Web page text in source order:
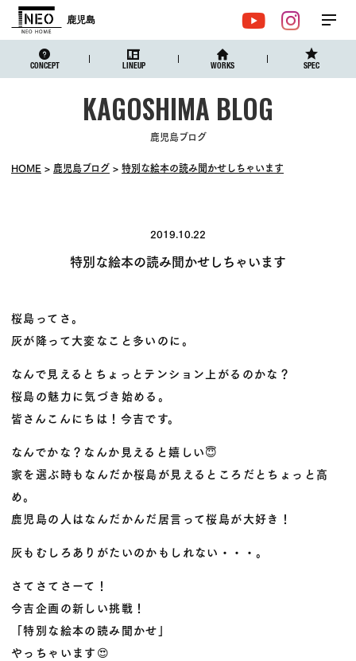
鹿児島
CONCEPT LINEUP WORKS SPEC
YouTube
メ
鹿児島ブログ
HOME 鹿児島ブログ 特別な絵本の読み聞かせしちゃいます
2019.10.22
特別な絵本の読み聞かせしちゃいます
桜島ってさ。
灰が降って大変なこと多いのに。
なんで見えるとちょっとテンション上がるのかな？
桜島の魅力に気づき始める。
皆さんこんにちは！今吉です。
なんでかな？なんか見えると嬉しい😇
家を選ぶ時もなんだか桜島が見えるところだとちょっと高
め。
鹿児島の人はなんだかんだ居言って桜島が大好き！
灰もむしろありがたいのかもしれない・・・。
さてさてさーて！
今吉企画の新しい挑戦！
「特別な絵本の読み聞かせ」
やっちゃいます😍